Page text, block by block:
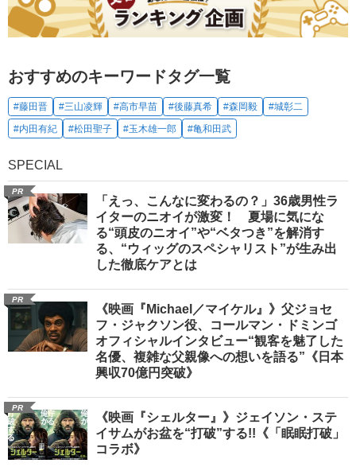
おすすめのキーワードタグ一覧
#藤田晋 #三山凌輝 #高市早苗 #後藤真希 #森岡毅
#城彰二
#内田有紀
#松田聖子 #玉木雄一郎 #亀和田武
SPECIAL
PR
「えっ、こんなに変わるの？」36歳男性ラ
イターのニオイが激変！ 夏場に気にな
る“頭皮のニオイ”や“ベタつき”を解消す
る、“ウィッグのスペシャリスト”が生み出
した徹底ケアとは
PR
《映画『Michael／マイケル』》父ジョセ
フ・ジャクソン役、コールマン・ドミンゴ
オフィシャルインタビュー“観客を魅了した
名優、複雑な父親像への想いを語る”《日本
興収70億円突破》
PR
《映画『シェルター』》ジェイソン・ステ
イサムがお盆を“打破”する!!《「眠眠打破」
コラボ》